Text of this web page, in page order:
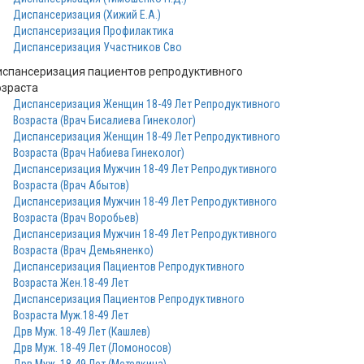
Диспансеризация (Хижий Е.А.)
Диспансеризация Профилактика
Диспансеризация Участников Сво
пациентов репродуктивного
Диспансеризация Женщин 18-49 Лет Репродуктивного
Возраста (Врач Бисалиева Гинеколог)
Диспансеризация Женщин 18-49 Лет Репродуктивного
Возраста (Врач Набиева Гинеколог)
Диспансеризация Мужчин 18-49 Лет Репродуктивного
Возраста (Врач Абытов)
Диспансеризация Мужчин 18-49 Лет Репродуктивного
Возраста (Врач Воробьев)
Диспансеризация Мужчин 18-49 Лет Репродуктивного
Возраста (Врач Демьяненко)
Диспансеризация Пациентов Репродуктивного
Возраста Жен.18-49 Лет
Диспансеризация Пациентов Репродуктивного
Возраста Муж.18-49 Лет
Дрв Муж. 18-49 Лет (Кашлев)
Дрв Муж. 18-49 Лет (Ломоносов)